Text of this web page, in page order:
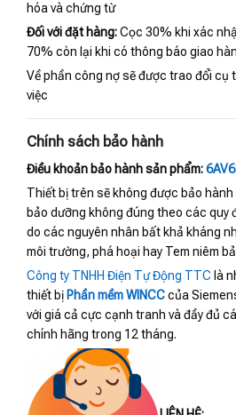
hóa và chứng từ
Đối với đặt hàng:Cọc 30% khi xác
70% còn lại khi có thông báo giao
Về phần công nợ sẽ được trao đổi cụ
việc
Chính sách bảo hành
Điều khoản bảo hành sản phẩm:
Thiết bị trên sẽ không được bảo
bảo dưỡng không đúng theo các quy
do các nguyên nhân bất khả kháng
môi trường, phá hoại hay Tem niêm
Công ty TNHH Điện Tự Động TTC là
thiết bị Phần mềm WINCCcủa
với giá cả cực cạnh tranh và đầy đủ
chính hãng trong 12 tháng.